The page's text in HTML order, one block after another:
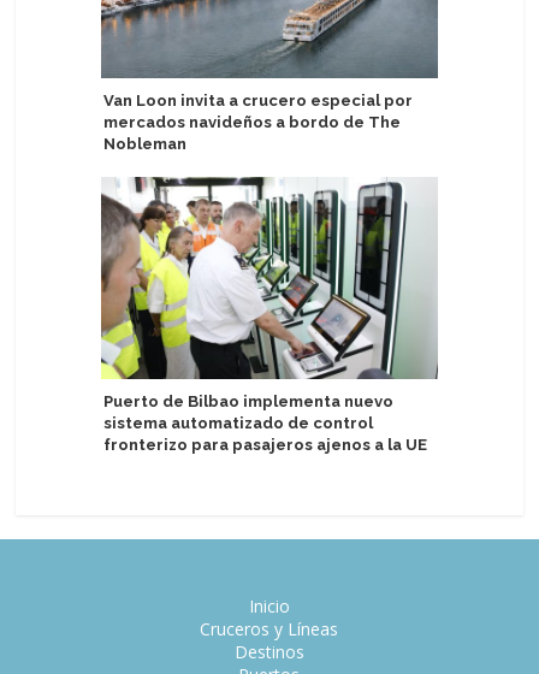
Van Loon invita a crucero especial por
mercados navideños a bordo de The
Nobleman
Puerto de Bilbao implementa nuevo
sistema automatizado de control
fronterizo para pasajeros ajenos a la UE
Inicio
Cruceros y Líneas
Destinos